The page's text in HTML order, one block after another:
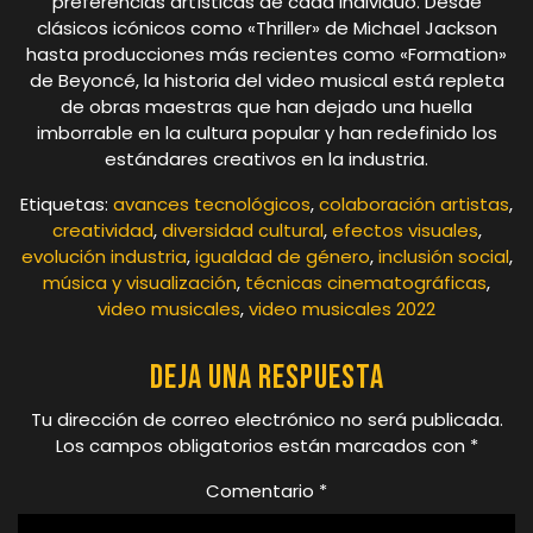
clásicos icónicos como «Thriller» de Michael Jackson
hasta producciones más recientes como «Formation»
de Beyoncé, la historia del video musical está repleta
de obras maestras que han dejado una huella
imborrable en la cultura popular y han redefinido los
estándares creativos en la industria.
Etiquetas: avances tecnológicos,colaboración artistas,
creatividad,diversidad cultural,efectos visuales,
evolución industria,igualdad de género,inclusión social,
música y visualización, técnicas cinematográficas,
video musicales,video musicales 2022
Deja una respuesta
Tu dirección de correo electrónico no será publicada.
Los campos obligatorios están marcados con *
Comentario *